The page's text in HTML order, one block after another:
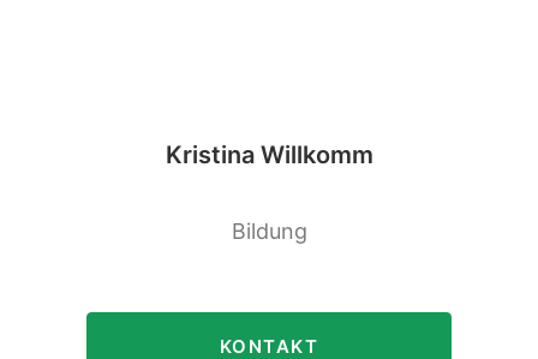
Kristina Willkomm
Bildung